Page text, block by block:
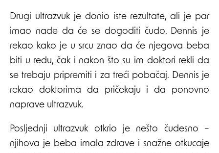
Drugi ultrazvuk je donio iste rezultate, ali je par
imao nade da će se dogoditi čudo. Dennis je
rekao kako je u srcu znao da će njegova beba
biti u redu, čak i nakon što su im doktori rekli da
se trebaju pripremiti i za treći pobačaj. Dennis je
rekao doktorima da pričekaju i da ponovno
naprave ultrazvuk.
Posljednji ultrazvuk otkrio je nešto čudesno –
njihova je beba imala zdrave i snažne otkucaje